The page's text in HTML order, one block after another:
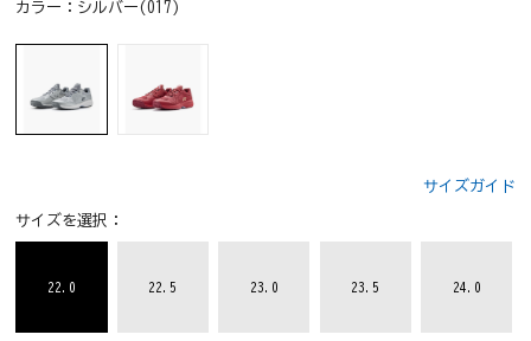
カラー： シルバー(017)
サイズガイド
サイズを選択：
22.0 22.5 23.0 23.5 24.0